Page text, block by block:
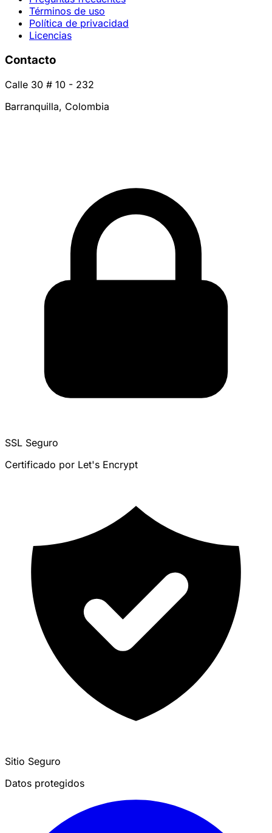
Términos de uso
Política de privacidad
Licencias
Contacto
Calle 30 # 10 - 232
Barranquilla, Colombia
SSL Seguro
Certificado por Let's Encrypt
Sitio Seguro
Datos protegidos